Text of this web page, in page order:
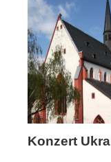
Konzert